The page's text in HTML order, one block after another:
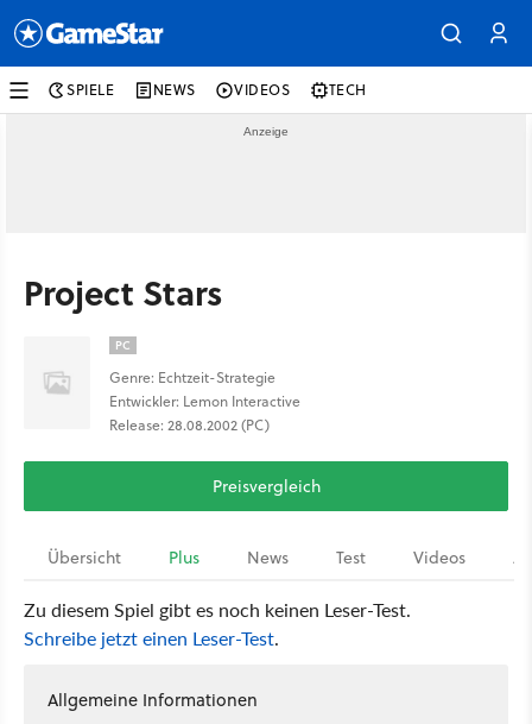
SPIELE NEWS VIDEOS TECH
Project Stars
PC
Genre: Echtzeit-Strategie
Entwickler: Lemon Interactive
Release: 28.08.2002 (PC)
Preisvergleich
Übersicht Plus News Test Videos
Zu diesem Spiel gibt es noch keinen Leser-Test.
Schreibe jetzt einen Leser-Test.
Allgemeine Informationen